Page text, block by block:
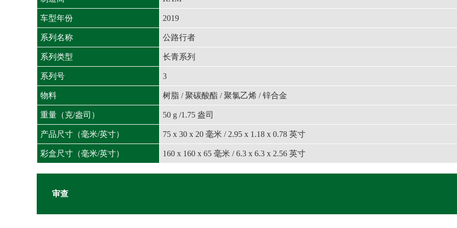
车型年份 2019
系列名称 公路行者
系列类型 长青系列
系列号 3
物料 树脂 / 聚碳酸酯 / 聚氯乙烯 / 锌合金
重量（克/盎司） 50 g /1.75 盎司
产品尺寸（毫米/英寸） 75 x 30 x 20 毫米 / 2.95 x 1.18 x 0.78 英寸
彩盒尺寸（毫米/英寸） 160 x 160 x 65 毫米 / 6.3 x 6.3 x 2.56 英寸
审查